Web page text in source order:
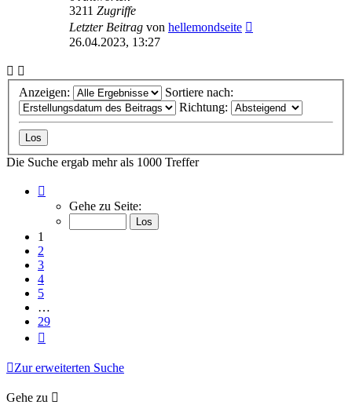
3211 Zugriffe
Letzter Beitrag von hellemondseite
26.04.2023, 13:27
Anzeigen:
Sortiere nach:
Richtung:
Die Suche ergab mehr als 1000 Treffer
von
Gehe zu Seite:
1
2
3
4
5
…
29
Zur erweiterten Suche
Gehe zu